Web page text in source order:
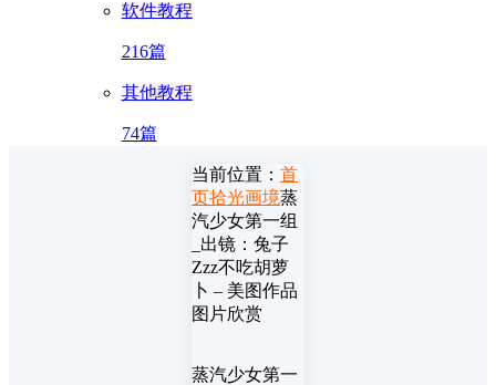
软件教程
216篇
其他教程
74篇
当前位置： 首
页拾光画境蒸
汽少女第一组
_出镜：兔子
Zzz不吃胡萝
卜 – 美图作品
图片欣赏
蒸汽少女第一